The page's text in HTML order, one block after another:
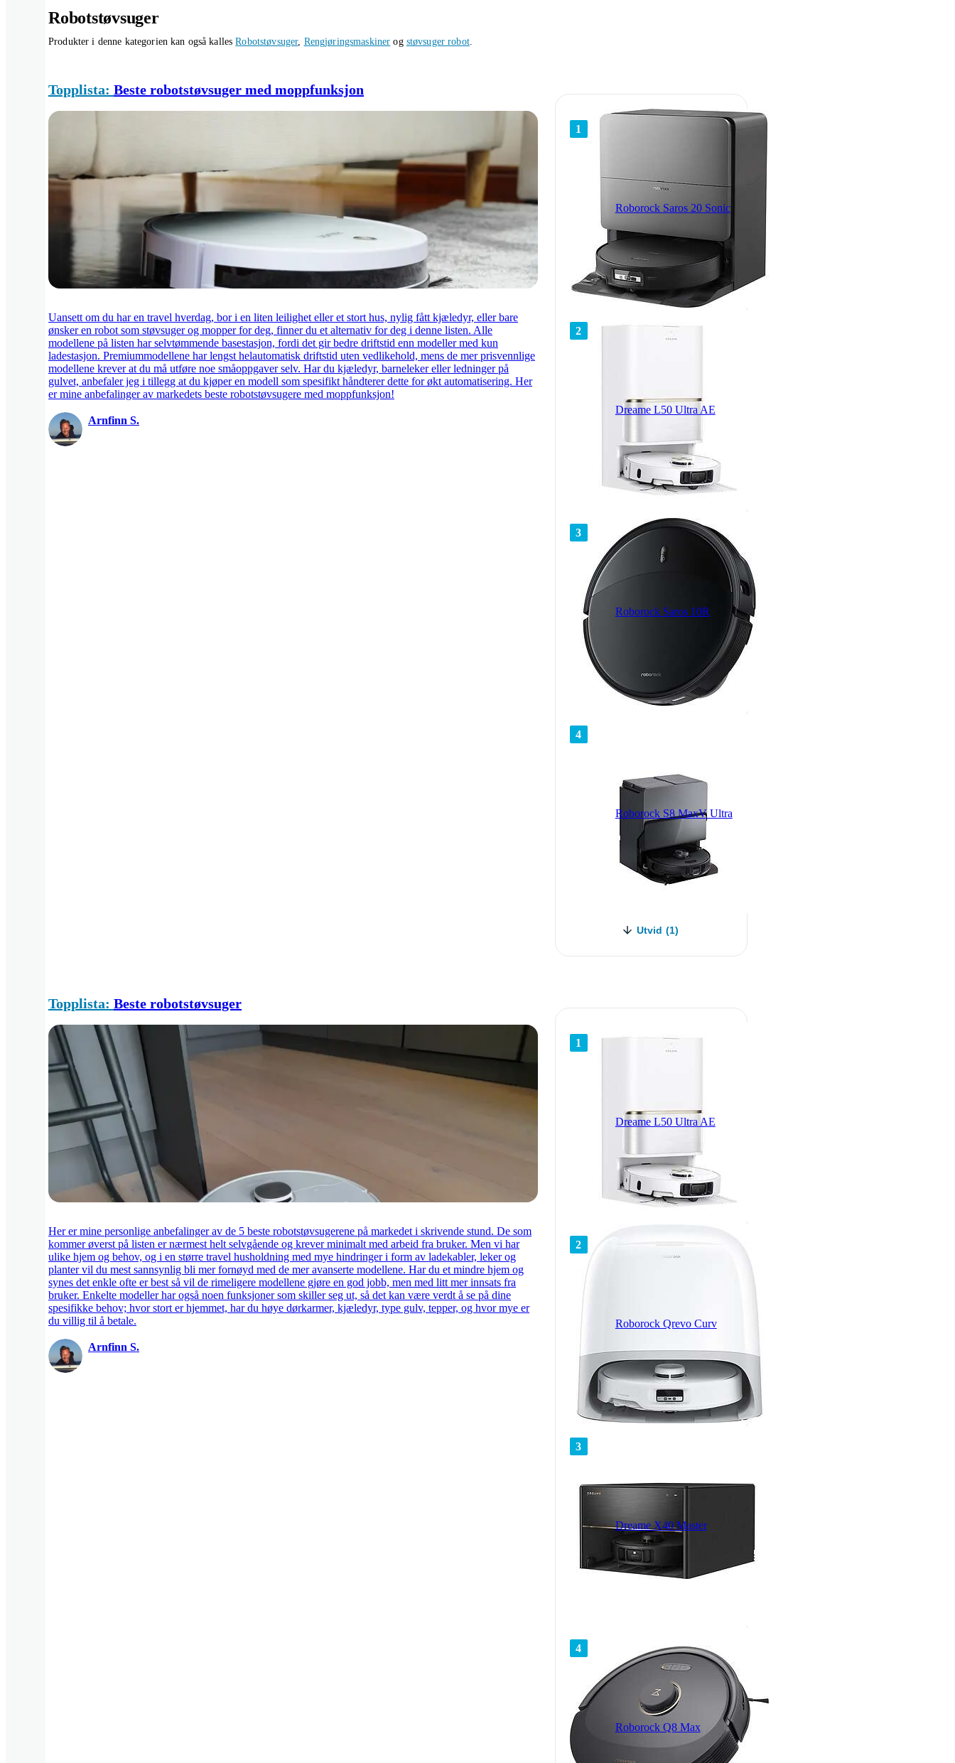
Robotstøvsuger
Produkter i denne kategorien kan også kallesRobotstøvsuger, Rengjøringsmaskiner og støvsuger robot.
Topplista: Beste robotstøvsuger med moppfunksjon
Uansett om du har en travel hverdag, bor i en liten leilighet eller et stort hus, nylig fått kjæledyr, eller bare
ønsker en robot som støvsuger og mopper for deg, finner du et alternativ for deg i denne listen. Alle
modellene på listen har selvtømmende basestasjon, fordi det gir bedre driftstid enn modeller med kun
ladestasjon. Premiummodellene har lengst helautomatisk driftstid uten vedlikehold, mens de mer prisvennlige
modellene krever at du må utføre noe småoppgaver selv. Har du kjæledyr, barneleker eller ledninger på
gulvet, anbefaler jeg i tillegg at du kjøper en modell som spesifikt håndterer dette for økt automatisering. Her
er mine anbefalinger av markedets beste robotstøvsugere med moppfunksjon!
Arnfinn S.
1
Roborock Saros 20 Sonic
2
Dreame L50 Ultra AE
3
Roborock Saros 10R
4
Roborock S8 MaxV Ultra
Utvid (1)
Topplista: Beste robotstøvsuger
Her er mine personlige anbefalinger av de 5 beste robotstøvsugerene på markedet i skrivende stund. De som
kommer øverst på listen er nærmest helt selvgående og krever minimalt med arbeid fra bruker. Men vi har
ulike hjem og behov, og i en større travel husholdning med mye hindringer i form av ladekabler, leker og
planter vil du mest sannsynlig bli mer fornøyd med de mer avanserte modellene. Har du et mindre hjem og
synes det enkle ofte er best så vil de rimeligere modellene gjøre en god jobb, men med litt mer innsats fra
bruker. Enkelte modeller har også noen funksjoner som skiller seg ut, så det kan være verdt å se på dine
spesifikke behov; hvor stort er hjemmet, har du høye dørkarmer, kjæledyr, type gulv, tepper, og hvor mye er
du villig til å betale.
Arnfinn S.
1
Dreame L50 Ultra AE
2
Roborock Qrevo Curv
3
Dreame X40 Master
4
Roborock Q8 Max